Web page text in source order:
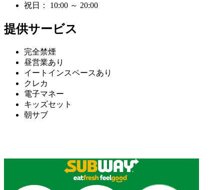
祝日： 10:00 ～ 20:00
提供サービス
完全禁煙
昼営業あり
イートインスペースあり
クレカ
電子マネー
キッズセット
朝サブ